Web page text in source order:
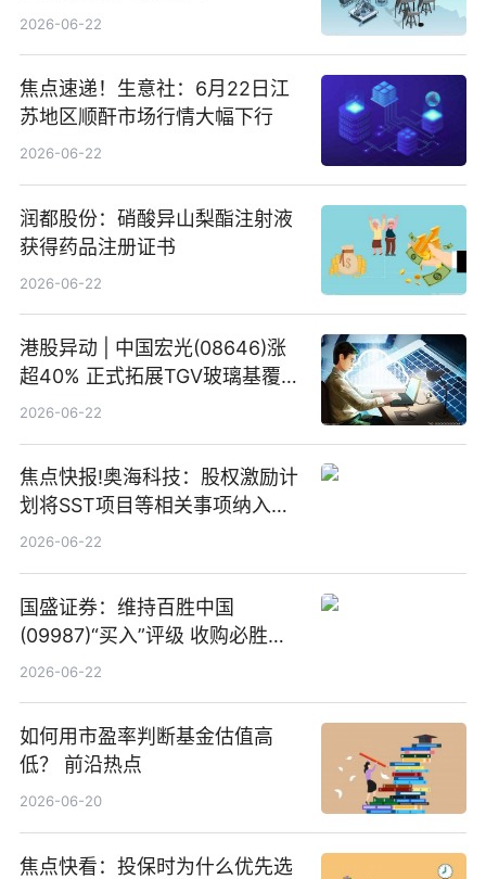
2026-06-22
焦点速递！生意社：6月22日江
苏地区顺酐市场行情大幅下行
2026-06-22
润都股份：硝酸异山梨酯注射液
获得药品注册证书
2026-06-22
港股异动 | 中国宏光(08646)涨
超40% 正式拓展TGV玻璃基覆铜
板新材料业务
2026-06-22
焦点快报!奥海科技：股权激励计
划将SST项目等相关事项纳入专
项业务发展考核指标
2026-06-22
国盛证券：维持百胜中国
(09987)“买入”评级 收购必胜客
中国增厚利润加速成长 信息
2026-06-22
如何用市盈率判断基金估值高
低？ 前沿热点
2026-06-20
焦点快看：投保时为什么优先选